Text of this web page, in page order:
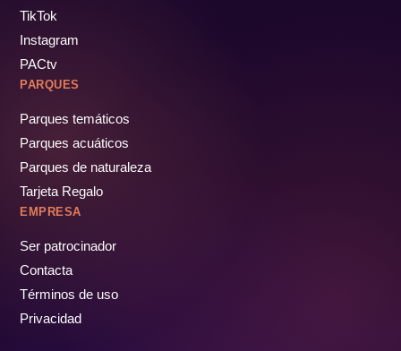
TikTok
Instagram
PACtv
PARQUES
Parques temáticos
Parques acuáticos
Parques de naturaleza
Tarjeta Regalo
EMPRESA
Ser patrocinador
Contacta
Términos de uso
Privacidad